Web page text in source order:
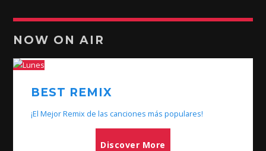
NOW ON AIR
BEST REMIX
¡El Mejor Remix de las canciones más populares!
Discover More